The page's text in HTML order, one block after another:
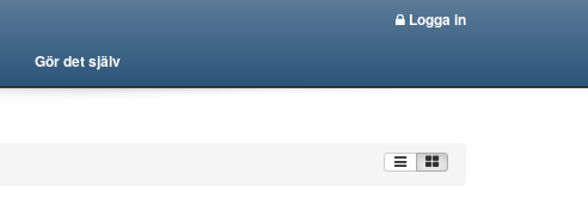
Gör det själv
Logga in